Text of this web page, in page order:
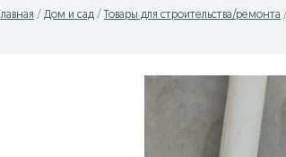
Главная Дом и сад Товары для строительства/ремонта